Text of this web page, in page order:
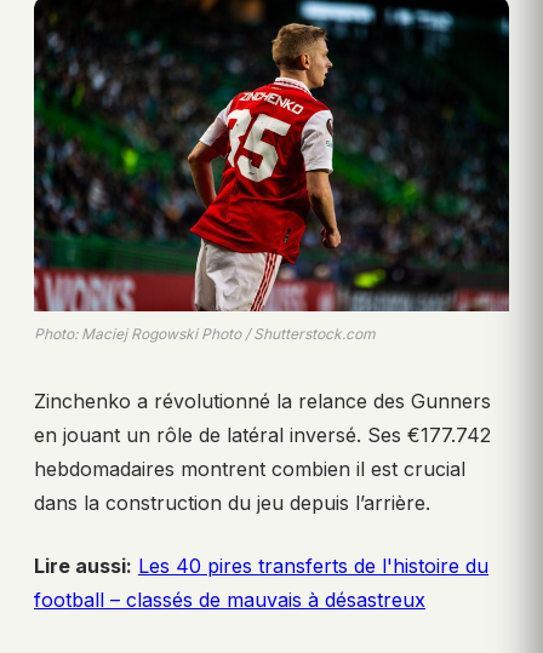
Photo: Maciej Rogowski Photo / Shutterstock.com
Zinchenko a révolutionné la relance des Gunners
en jouant un rôle de latéral inversé. Ses €177.742
hebdomadaires montrent combien il est crucial
dans la construction du jeu depuis l’arrière.
Lire aussi: Les 40 pires transferts de l'histoire du
football – classés de mauvais à désastreux